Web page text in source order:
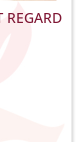
REGARD